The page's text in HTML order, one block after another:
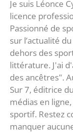
Je suis Léonce
licence
Passionné de
sur l’actualité
dehors des
littérature. J'ai
des ancêtres".
Sur 7, éditrice
médias en
sportif. Restez
manquer